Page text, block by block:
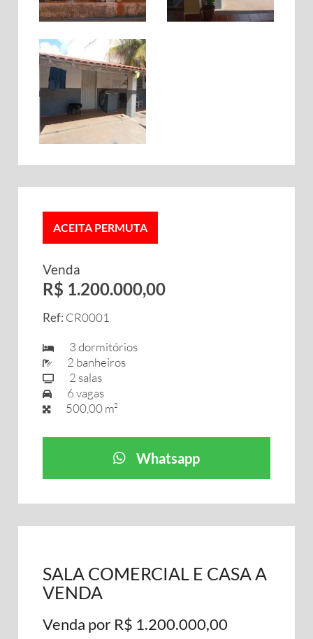
ACEITA PERMUTA
Venda
R$ 1.200.000,00
Ref: CR0001
3 dormitórios
2 banheiros
2 salas
6 vagas
500,00 m²
Whatsapp
SALA COMERCIAL E CASA A
VENDA
Venda por R$ 1.200.000,00